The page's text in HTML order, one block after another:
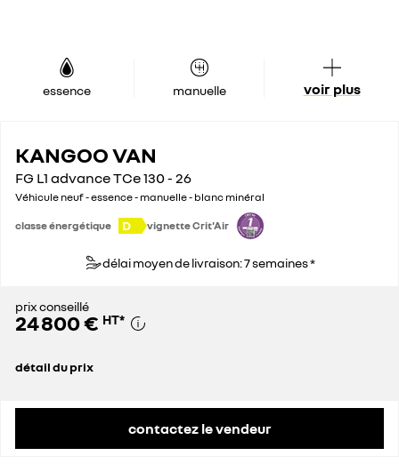
essence manuelle voir plus
KANGOO VAN
FG L1 advance TCe 130 - 26
Véhicule neuf - essence - manuelle - blanc minéral
classe énergétique D vignette Crit'Air
délai moyen de livraison: 7 semaines *
prix conseillé
24 800 € HT*
détail du prix
contactez le vendeur